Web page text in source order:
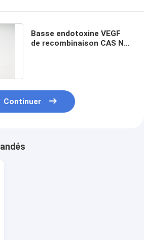
Basse endotoxine VEGF
de recombinaison CAS No
Continuer